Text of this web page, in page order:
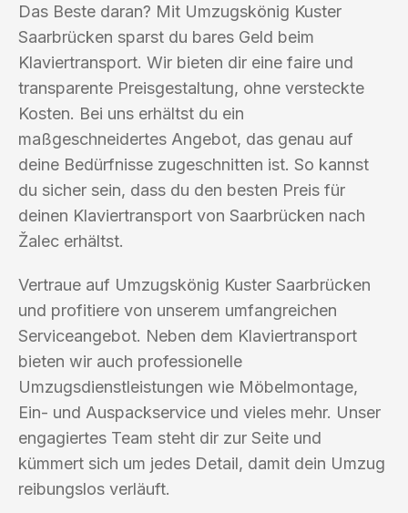
Das Beste daran? Mit Umzugskönig Kuster
Saarbrücken sparst du bares Geld beim
Klaviertransport. Wir bieten dir eine faire und
transparente Preisgestaltung, ohne versteckte
Kosten. Bei uns erhältst du ein
maßgeschneidertes Angebot, das genau auf
deine Bedürfnisse zugeschnitten ist. So kannst
du sicher sein, dass du den besten Preis für
deinen Klaviertransport von Saarbrücken nach
Žalec erhältst.
Vertraue auf Umzugskönig Kuster Saarbrücken
und profitiere von unserem umfangreichen
Serviceangebot. Neben dem Klaviertransport
bieten wir auch professionelle
Umzugsdienstleistungen wie Möbelmontage,
Ein- und Auspackservice und vieles mehr. Unser
engagiertes Team steht dir zur Seite und
kümmert sich um jedes Detail, damit dein Umzug
reibungslos verläuft.